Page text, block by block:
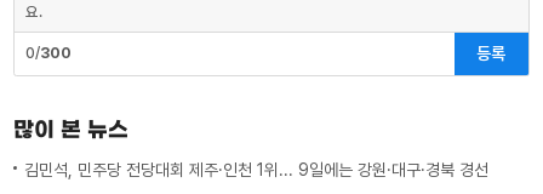
요.
0/300 등록
많이 본 뉴스
김민석, 민주당 전당대회 제주·인천 1위... 9일에는 강원·대구·경북 경선